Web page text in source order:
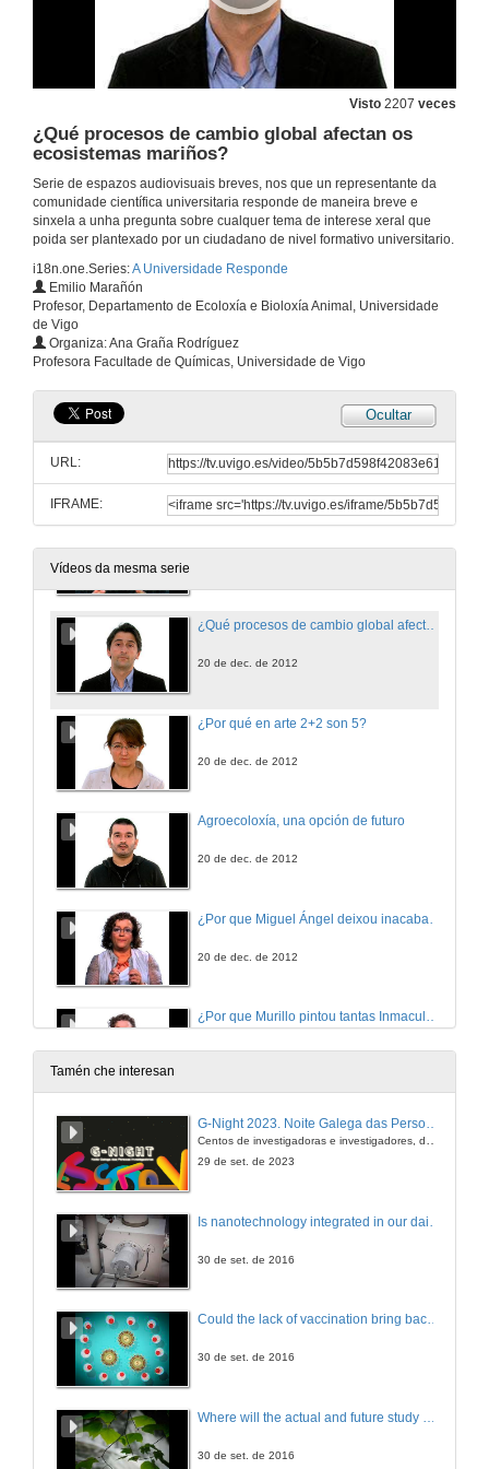
Visto 2207 veces
¿Qué procesos de cambio global afectan os
ecosistemas mariños?
Serie de espazos audiovisuais breves, nos que un representante da
comunidade científica universitaria responde de maneira breve e
sinxela a unha pregunta sobre cualquer tema de interese xeral que
poida ser plantexado por un ciudadano de nivel formativo universitario.
i18n.one.Series:A Universidade Responde
Emilio Marañón
Profesor, Departamento de Ecoloxía e Bioloxía Animal, Universidade
de Vigo
Organiza: Ana Graña Rodríguez
Profesora Facultade de Químicas, Universidade de Vigo
Ocultar
URL:
IFRAME:
Vídeos da mesma serie
20 de dec. de 2012
¿Por qué en arte 2+2 son 5?
¿Por qué os robots industriais non quitan postos de traballo?
20 de dec. de 2012
20 de dec. de 2012
Agroecoloxía, unha opción de futuro
20 de dec. de 2012
Paratradución
¿Qué procesos de cambio global afectan os ecosistemas mariños?
20 de dec. de 2012
¿Por qué en arte 2+2 son 5?
20 de dec. de 2012
Agroecoloxía, una opción de futuro
20 de dec. de 2012
20 de dec. de 2012
¿Por que Murillo pintou tantas Inmaculadas?
20 de dec. de 2012
Tamén che interesan
G-Night 2023. Noite Galega das Persoas Investigadoras. Conciencias creativas
29 de set. de 2023
30 de set. de 2016
Could the lack of vaccination bring back erradicated diseases?
30 de set. de 2016
30 de set. de 2016